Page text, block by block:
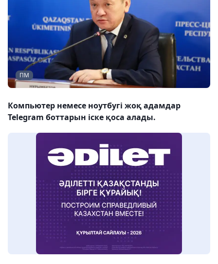
ПМ
Компьютер немесе ноутбугі жоқ адамдар
Telegram боттарын іске қоса алады.